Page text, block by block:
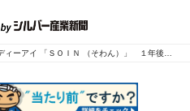
ーアイ 「ＳＯＩＮ （そわん）」 １年後の状態予測やプラン提案